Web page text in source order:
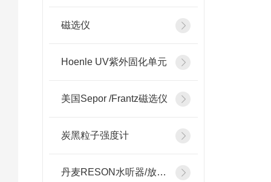
磁选仪
Hoenle UV紫外固化单元
美国Sepor /Frantz磁选仪
炭黑粒子强度计
丹麦RESON水听器/放大器